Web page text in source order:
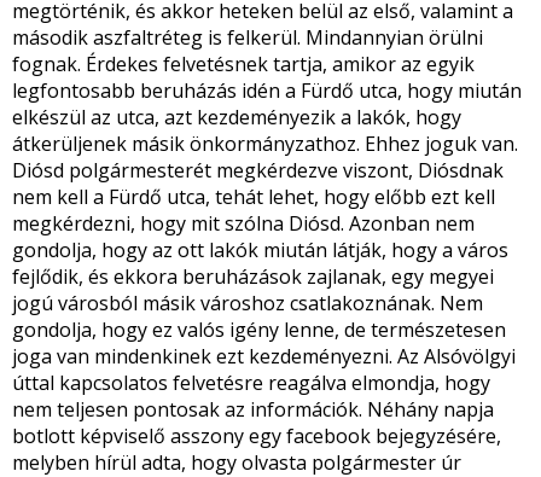
megtörténik, és akkor heteken belül az első, valamint a
második aszfaltréteg is felkerül. Mindannyian örülni
fognak. Érdekes felvetésnek tartja, amikor az egyik
legfontosabb beruházás idén a Fürdő utca, hogy miután
elkészül az utca, azt kezdeményezik a lakók, hogy
átkerüljenek másik önkormányzathoz. Ehhez joguk van.
Diósd polgármesterét megkérdezve viszont, Diósdnak
nem kell a Fürdő utca, tehát lehet, hogy előbb ezt kell
megkérdezni, hogy mit szólna Diósd. Azonban nem
gondolja, hogy az ott lakók miután látják, hogy a város
fejlődik, és ekkora beruházások zajlanak, egy megyei
jogú városból másik városhoz csatlakoznának. Nem
gondolja, hogy ez valós igény lenne, de természetesen
joga van mindenkinek ezt kezdeményezni. Az Alsóvölgyi
úttal kapcsolatos felvetésre reagálva elmondja, hogy
nem teljesen pontosak az információk. Néhány napja
botlott képviselő asszony egy facebook bejegyzésére,
melyben hírül adta, hogy olvasta polgármester úr